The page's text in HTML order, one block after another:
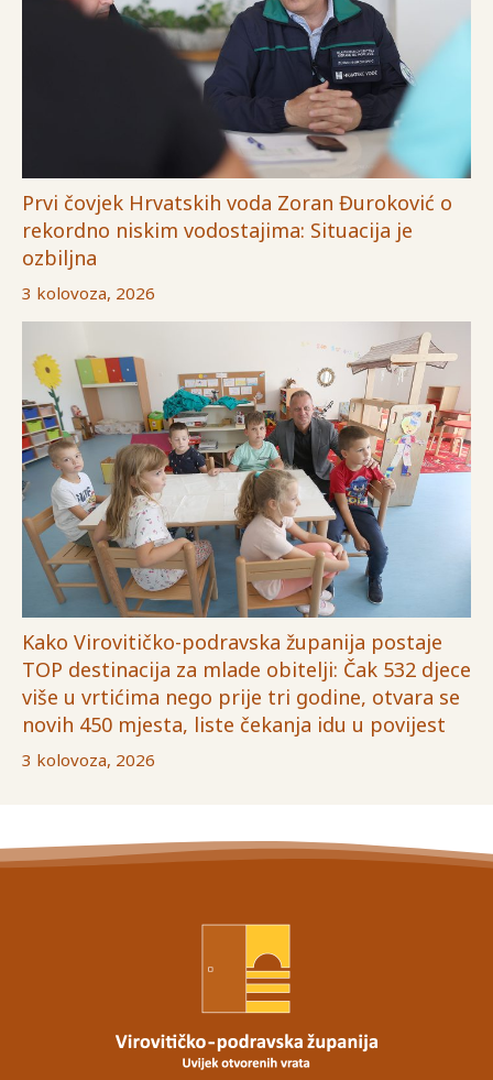
Prvi čovjek Hrvatskih voda Zoran Đuroković o
rekordno niskim vodostajima: Situacija je
ozbiljna
3 kolovoza, 2026
Kako Virovitičko-podravska županija postaje
TOP destinacija za mlade obitelji: Čak 532 djece
više u vrtićima nego prije tri godine, otvara se
novih 450 mjesta, liste čekanja idu u povijest
3 kolovoza, 2026